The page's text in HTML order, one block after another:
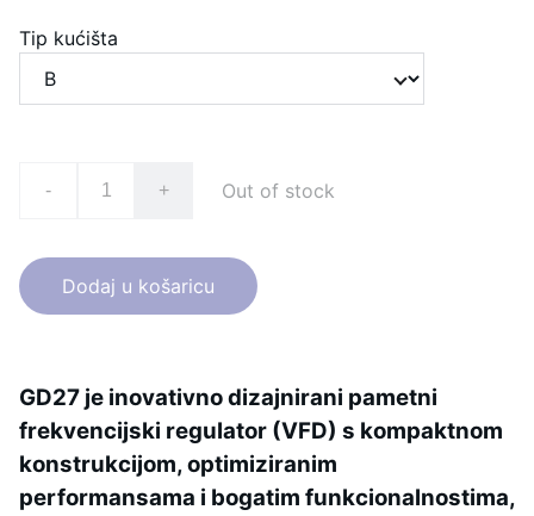
Tip kućišta
- + Out of stock
Dodaj u košaricu
GD27 je inovativno dizajnirani pametni
frekvencijski regulator (VFD) s kompaktnom
konstrukcijom, optimiziranim
performansama i bogatim funkcionalnostima,